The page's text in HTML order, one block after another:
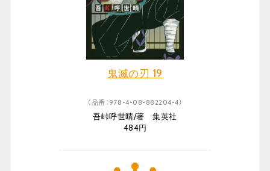
鬼滅の刃 19
（品番：978-4-08-882204-4）
吾峠呼世晴/著 集英社
484円